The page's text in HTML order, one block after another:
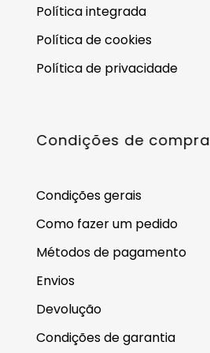
Política integrada
Política de cookies
Política de privacidade
Condições de compra
Condições gerais
Como fazer um pedido
Métodos de pagamento
Envios
Devolução
Condições de garantia